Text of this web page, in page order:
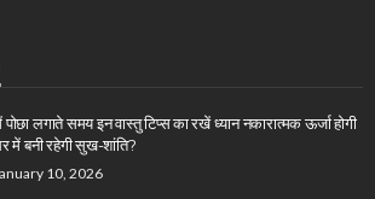
लगाते समय इन वास्तु टिप्स का रखें ध्यान नकारात्मक ऊर्जा होगी
में बनी रहेगी सुख-शांति?
10, 2026